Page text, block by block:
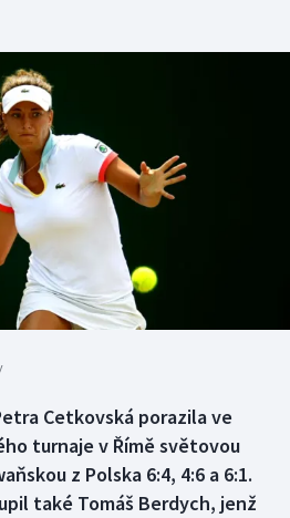
Cetkovská porazila ve
turnaje v Římě světovou
z Polska 6:4, 4:6 a 6:1.
také Tomáš Berdych, jenž